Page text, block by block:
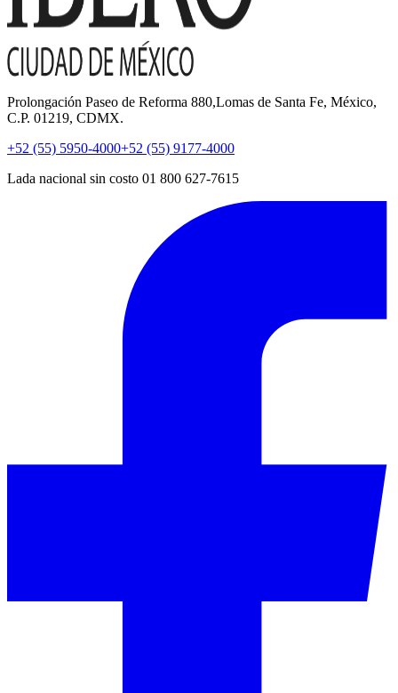
Prolongación Paseo de Reforma 880,Lomas de Santa Fe, México,
C.P. 01219, CDMX.
+52 (55) 5950-4000+52 (55) 9177-4000
Lada nacional sin costo 01 800 627-7615